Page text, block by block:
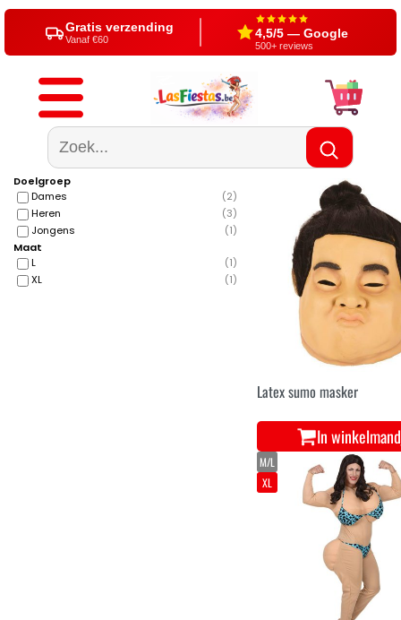
Gratis verzending
Vanaf €60 4,5/5 — Google
500+ reviews
Doelgroep
Dames
(2)
Heren
(3)
Jongens
(1)
Maat
L
(1)
XL
(1)
Latex sumo masker
In
M/L
XL